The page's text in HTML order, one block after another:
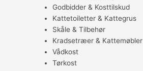
Godbidder & Kosttilskud
Kattetoiletter & Kattegrus
Skåle & Tilbehør
Kradsetræer & Kattemøbler
Vådkost
Tørkost